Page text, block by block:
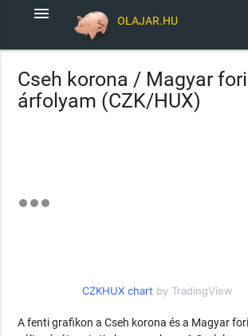
OLAJAR.HU
menu
Cseh korona / Magyar
árfolyam (CZK/HUX)
CZKHUX chart by TradingView
A fenti grafikon a Cseh korona és a Magyar